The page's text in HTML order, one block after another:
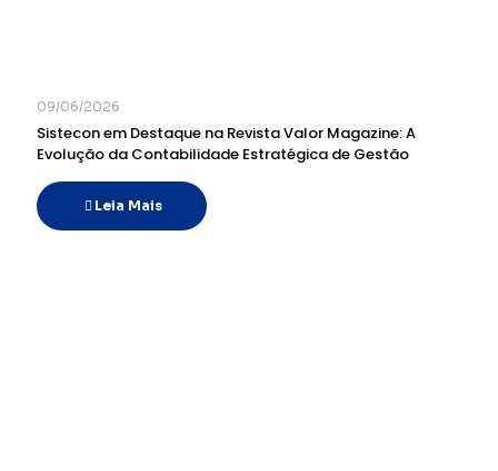
09/06/2026
Sistecon em Destaque na Revista Valor Magazine: A
Evolução da Contabilidade Estratégica de Gestão
Leia Mais